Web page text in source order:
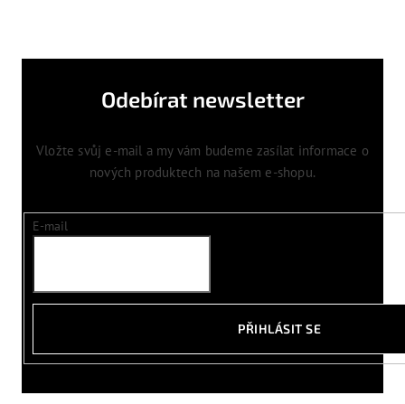
Odebírat newsletter
Vložte svůj e-mail a my vám budeme zasílat informace o
nových produktech na našem e-shopu.
E-mail
PŘIHLÁSIT SE